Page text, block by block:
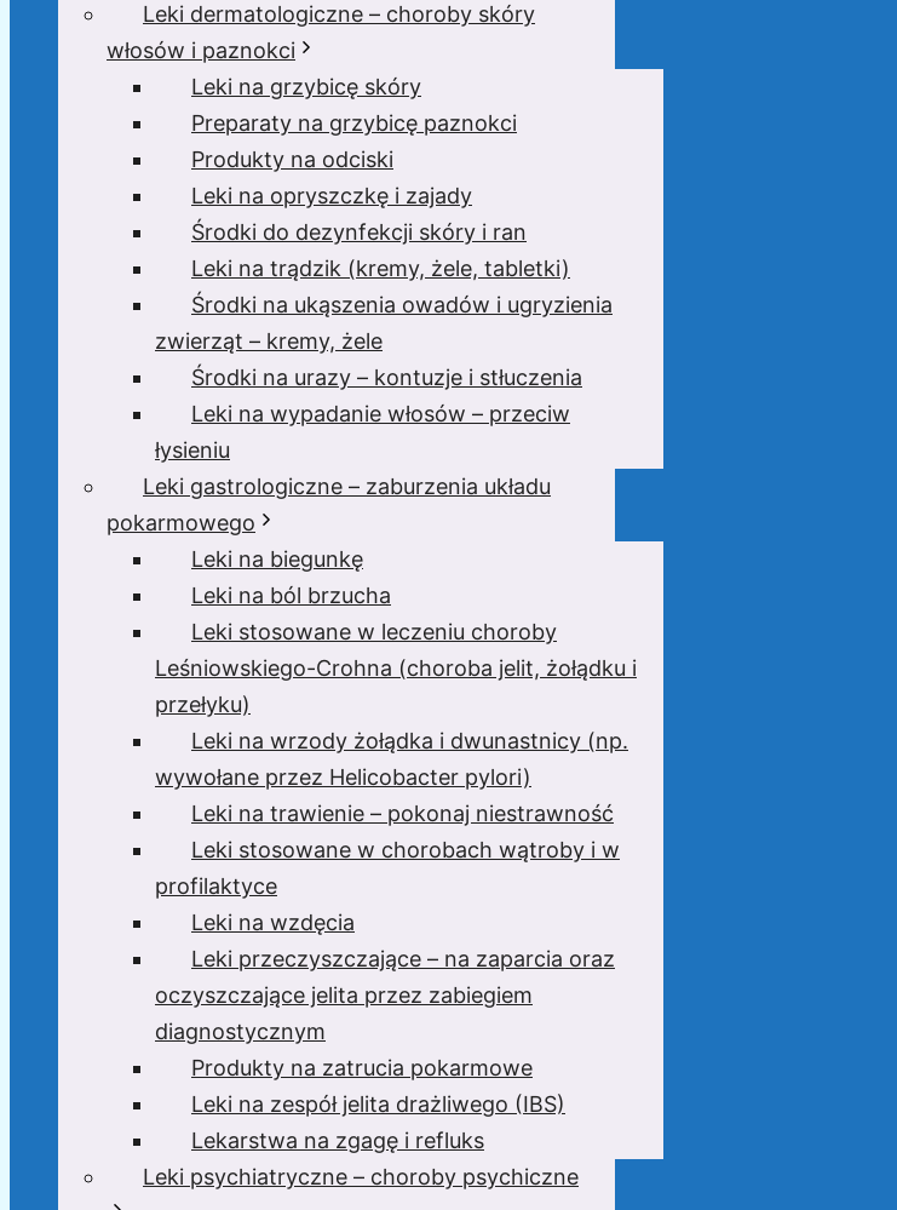
Leki dermatologiczne – choroby skóry
włosów i paznokci
Leki na grzybicę skóry
Preparaty na grzybicę paznokci
Produkty na odciski
Leki na opryszczkę i zajady
Środki do dezynfekcji skóry i ran
Leki na trądzik (kremy, żele, tabletki)
Środki na ukąszenia owadów i ugryzienia
zwierząt – kremy, żele
Środki na urazy – kontuzje i stłuczenia
Leki na wypadanie włosów – przeciw
łysieniu
Leki gastrologiczne – zaburzenia układu
pokarmowego
Leki na biegunkę
Leki na ból brzucha
Leki stosowane w leczeniu choroby
Leśniowskiego-Crohna (choroba jelit, żołądku i
przełyku)
Leki na wrzody żołądka i dwunastnicy (np.
wywołane przez Helicobacter pylori)
Leki na trawienie – pokonaj niestrawność
Leki stosowane w chorobach wątroby i w
profilaktyce
Leki na wzdęcia
Leki przeczyszczające – na zaparcia oraz
oczyszczające jelita przez zabiegiem
diagnostycznym
Produkty na zatrucia pokarmowe
Leki na zespół jelita drażliwego (IBS)
Lekarstwa na zgagę i refluks
Leki psychiatryczne – choroby psychiczne